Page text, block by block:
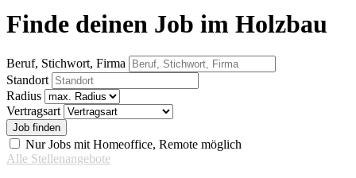
Finde deinen Job im Holzbau
Beruf, Stichwort, Firma
Standort
Radius
Vertragsart
Nur Jobs mit Homeoffice, Remote möglich
Alle Stellenangebote